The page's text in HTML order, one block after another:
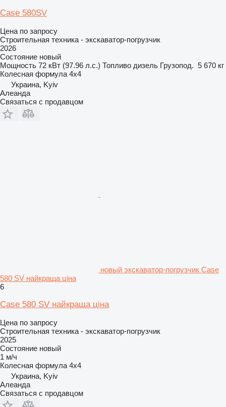
Case 580SV
Цена по запросу
Строительная техника - экскаватор-погрузчик
2026
Состояние новый
Мощность 72 кВт (97.96 л.с.) Топливо дизель Грузопод. 5 670 кг
Колесная формула 4x4
Украина, Kyiv
Алеанда
Связаться с продавцом
новый экскаватор-погрузчик Case
580 SV найкраща ціна
6
Case 580 SV найкраща ціна
Цена по запросу
Строительная техника - экскаватор-погрузчик
2025
Состояние новый
1 м/ч
Колесная формула 4x4
Украина, Kyiv
Алеанда
Связаться с продавцом